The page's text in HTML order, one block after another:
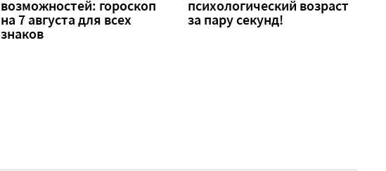
возможностей: гороскоп
на 7 августа для всех
знаков
психологический возраст
за пару секунд!